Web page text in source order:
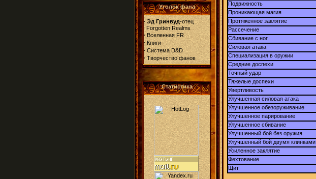
Уголок фана
· Эд Гринвуд-отец
Forgotten Realms
· Вселенная FR
· Книги
· Система D&D
· Творчество фанов
Статистика
Подвижность
Проникающая магия
Протяженное заклятие
Рассечение
Сбивание с ног
Силовая атака
Специализация в оружии
Средние доспехи
Точный удар
Тяжелые доспехи
Увертливость
Улучшенная силовая атака
Улучшенное обезоруживание
Улучшенное парирование
Улучшенное сбивание
Улучшенный бой без оружия
Улучшенный бой двумя клинками
Усиленное заклятие
Фехтование
Щит